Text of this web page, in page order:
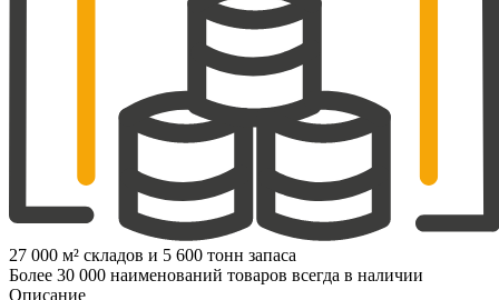
27 000 м² складов и 5 600 тонн запаса
Более 30 000 наименований товаров всегда в наличии
Описание